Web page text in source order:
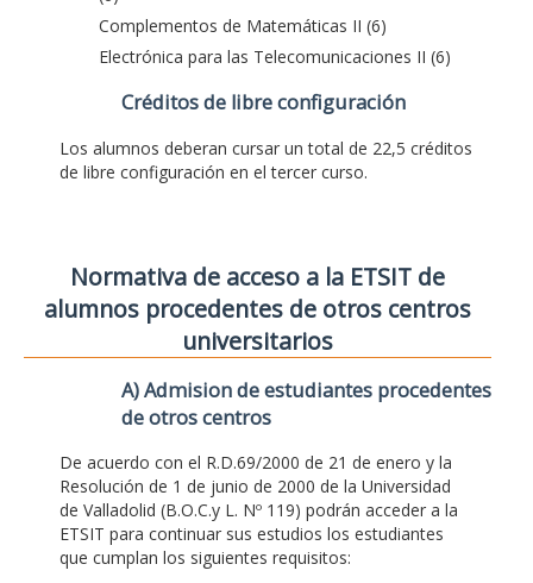
Complementos de Matemáticas II (6)
Electrónica para las Telecomunicaciones II (6)
Créditos de libre configuración
Los alumnos deberan cursar un total de 22,5 créditos
de libre configuración en el tercer curso.
Normativa de acceso a la ETSIT de
alumnos procedentes de otros centros
universitarios
A) Admision de estudiantes procedentes
de otros centros
De acuerdo con el R.D.69/2000 de 21 de enero y la
Resolución de 1 de junio de 2000 de la Universidad
de Valladolid (B.O.C.y L. Nº 119) podrán acceder a la
ETSIT para continuar sus estudios los estudiantes
que cumplan los siguientes requisitos: